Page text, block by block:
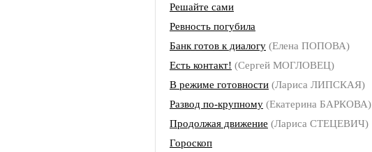
Решайте сами
Ревность погубила
Банк готов к диалогу (Елена ПОПОВА)
Есть контакт! (Сергей МОГЛОВЕЦ)
В режиме готовности (Лариса ЛИПСКАЯ)
Развод по-крупному (Екатерина БАРКОВА)
Продолжая движение (Лариса СТЕЦЕВИЧ)
Гороскоп